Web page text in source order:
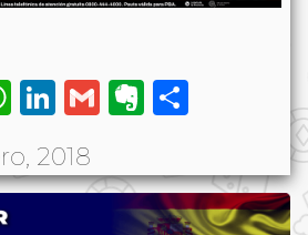
WhatsApp
LinkedIn
GmailEvernote
2018